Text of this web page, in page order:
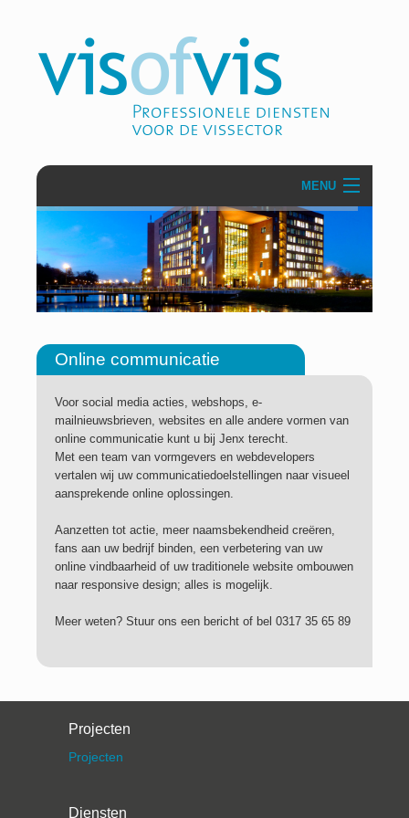
MENU
Over VisofVis
Projecten
Communicatie & PR
Zakelijke dienstverlening
Contact
Online communicatie
Voor social media acties, webshops, e-
mailnieuwsbrieven, websites en alle andere vormen van
online communicatie kunt u bij Jenx terecht.
Met een team van vormgevers en webdevelopers
vertalen wij uw communicatiedoelstellingen naar visueel
aansprekende online oplossingen.
Aanzetten tot actie, meer naamsbekendheid creëren,
fans aan uw bedrijf binden, een verbetering van uw
online vindbaarheid of uw traditionele website ombouwen
naar responsive design; alles is mogelijk.
Meer weten? Stuur ons een bericht of bel 0317 35 65 89
Projecten
Projecten
Diensten